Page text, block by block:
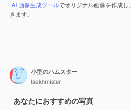
AI 画像生成ツールでオリジナル画像を作成し、
きます。
小型のハムスター
tsekhmister
あなたにおすすめの写真